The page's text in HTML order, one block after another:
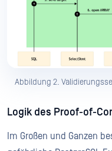
Abbildung 2.
Logik des Proof-of-
Im Großen und Ganzen